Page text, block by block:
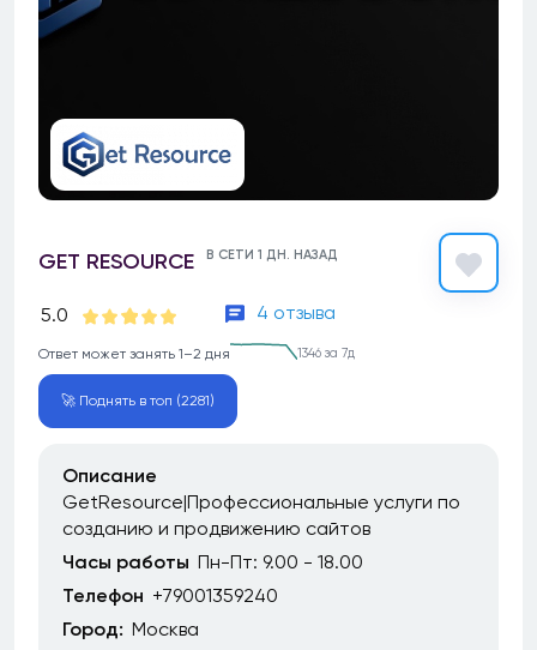
GET RESOURCE В СЕТИ 1 ДН. НАЗАД
5.0 4 отзыва
Ответ может занять 1–2 дня 1346 за 7д
🚀 Поднять в топ (2281)
Описание
GetResource|Профессиональные услуги по
созданию и продвижению сайтов
Часы работы Пн-Пт: 9.00 - 18.00
Телефон +79001359240
Город: Москва